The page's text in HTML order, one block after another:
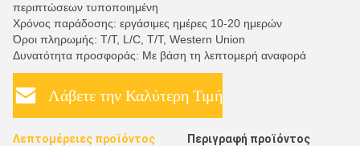
περιπτώσεων τυποποιημένη
Χρόνος παράδοσης: εργάσιμες ημέρες 10-20 ημερών
Όροι πληρωμής: T/T, L/C, T/T, Western Union
Δυνατότητα προσφοράς: Με βάση τη λεπτομερή αναφορά
Λάβετε την Καλύτερη Τιμή
Λεπτομέρειες προϊόντος Περιγραφή προϊόντος